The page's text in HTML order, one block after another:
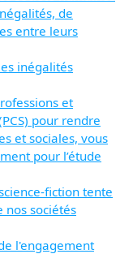
de
entre leurs
inégalités
et
pour rendre
et sociales, vous
pour l’étude
fiction tente
nos sociétés
l'engagement